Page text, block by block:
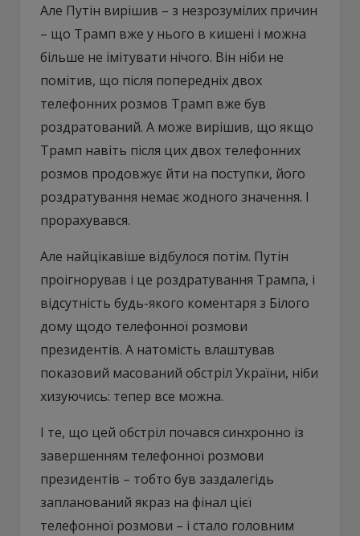
Але Путін вирішив – з незрозумілих причин
– що Трамп вже у нього в кишені і можна
більше не імітувати нічого. Він ніби не
помітив, що після попередніх двох
телефонних розмов Трамп вже був
роздратований. А може вирішив, що якщо
Трамп навіть після цих двох телефонних
розмов продовжує йти на поступки, його
роздратування немає жодного значення. І
прорахувався.
Але найцікавіше відбулося потім. Путін
проігнорував і це роздратування Трампа, і
відсутність будь-якого коментаря з Білого
дому щодо телефонної розмови
президентів. А натомість влаштував
показовий масований обстріл України, ніби
хизуючись: тепер все можна.
І те, що цей обстріл почався синхронно із
завершенням телефонної розмови
президентів – тобто був заздалегідь
запланований якраз на фінал цієї
телефонної розмови – і стало головним